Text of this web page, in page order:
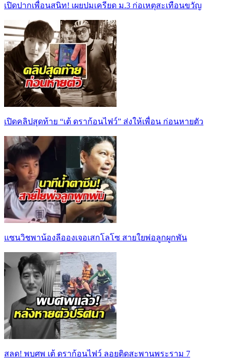
เปิดปากเพื่อนสนิท! เผยปมเครียด ม.3 ก่อเหตุสะเทือนขวัญ
เปิดคลิปสุดท้าย “เต้ ดราก้อนไฟว์” ส่งให้เพื่อน ก่อนหายตัว
แซนวิชพาน้องลีอองเจอเสกโลโซ สายใยพ่อลูกผูกพัน
สลด! พบศพ เต้ ดราก้อนไฟว์ ลอยติดสะพานพระราม 7